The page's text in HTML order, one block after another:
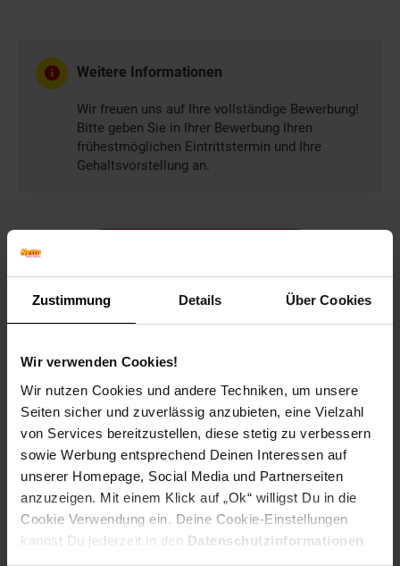
Zustimmung Details Über Cookies
Wir verwenden Cookies!
Wir nutzen Cookies und andere Techniken, um unsere
Seiten sicher und zuverlässig anzubieten, eine Vielzahl
von Services bereitzustellen, diese stetig zu verbessern
sowie Werbung entsprechend Deinen Interessen auf
unserer Homepage, Social Media und Partnerseiten
anzuzeigen. Mit einem Klick auf „Ok“ willigst Du in die
Cookie Verwendung ein. Deine Cookie-Einstellungen
kannst Du jederzeit in den Datenschutzinformationen
ändern bzw. widerrufen.
Weitere Informationen
Wir freuen uns auf Ihre vollständige Bewerbung!
Bitte geben Sie in Ihrer Bewerbung Ihren
frühestmöglichen Eintrittstermin und Ihre
Gehaltsvorstellung an.
Hinweis: Aus Gründen der leichteren Lesbarkeit verwenden
wir im Textverlauf die männliche Form der Anrede.
Selbstverständlich sind bei Netto Menschen jeder